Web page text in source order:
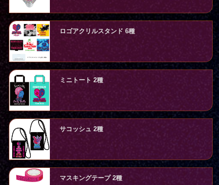
ロゴアクリルスタンド 6種
ミニトート 2種
サコッシュ 2種
マスキングテープ 2種